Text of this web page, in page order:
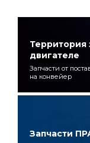
Территория
двигателе
Запчасти от
на конвейер
Запчасти